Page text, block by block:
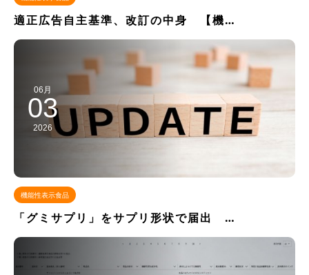
適正広告自主基準、改訂の中身 【機…
06月
03
2026
機能性表示食品
「グミサプリ」をサプリ形状で届出 …